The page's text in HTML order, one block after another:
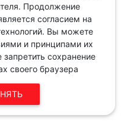
Продолжение
согласием на
Вы можете
и принципами их
сохранение
своего браузера